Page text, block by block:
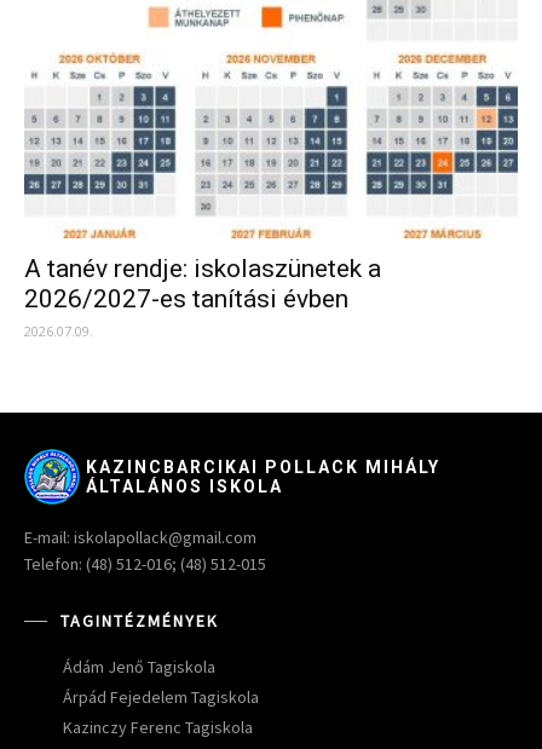
A tanév rendje: iskolaszünetek a
2026/2027-es tanítási évben
2026.07.09.
KAZINCBARCIKAI POLLACK MIHÁLY
ÁLTALÁNOS ISKOLA
E-mail: iskolapollack@gmail.com
Telefon: (48) 512-016; (48) 512-015
TAGINTÉZMÉNYEK
Ádám Jenő Tagiskola
Árpád Fejedelem Tagiskola
Kazinczy Ferenc Tagiskola